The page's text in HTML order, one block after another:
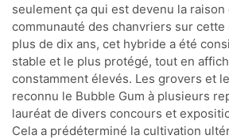
seulement ça qui est devenu la raison
communauté des chanvriers sur cette
plus de dix ans, cet hybride a été
stable et le plus protégé, tout en
constamment élevés. Les grovers et
reconnu le Bubble Gum à plusieurs
lauréat de divers concours et
Cela a prédéterminé la cultivation